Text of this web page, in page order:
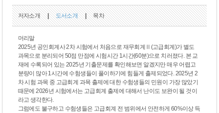
저자소개 | 도서소개 | 목차
머리말
2025년 공인회계사 2차 시험에서 처음으로 재무회계Ⅱ(고급회계)가 별도
과목으로 분리되어 50점 만점에 시험시간 1시간(60분)으로 치러졌다. 본 교
재에 수록되어 있는 2025년 기출문제를 확인해보면 알겠지만 매우 어렵고
분량이 많아 1시간에 수험생들이 풀이하기에 힘들게 출제되었다. 2025년 2
차 시험 과목 중 고급회계 과목 출제에 대한 수험생들의 민원이 가장 많았기
때문에 2026년 시험에서는 고급회계 출제에 대해서 난이도 보완이 될 것이
라고 생각한다.
그럼에도 불구하고 수험생들은 고급회계 전 범위에서 안전하게 60%이상 득